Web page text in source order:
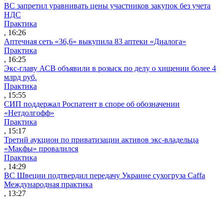
ВС запретил уравнивать цены участников закупок без учета
НДС
Практика
, 16:26
Аптечная сеть «36,6» выкупила 83 аптеки «Диалога»
Практика
, 16:25
Экс-главу АСВ объявили в розыск по делу о хищении более 4
млрд руб.
Практика
, 15:55
СИП поддержал Роспатент в споре об обозначении
«Нетдолгофф»
Практика
, 15:17
Третий аукцион по приватизации активов экс-владельца
«Макфы» провалился
Практика
, 14:29
ВС Швеции подтвердил передачу Украине сухогруза Caffa
Международная практика
, 13:27